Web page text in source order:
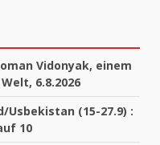
Vidonyak, einem
6.8.2026
Usbekistan (15-27.9) :
10